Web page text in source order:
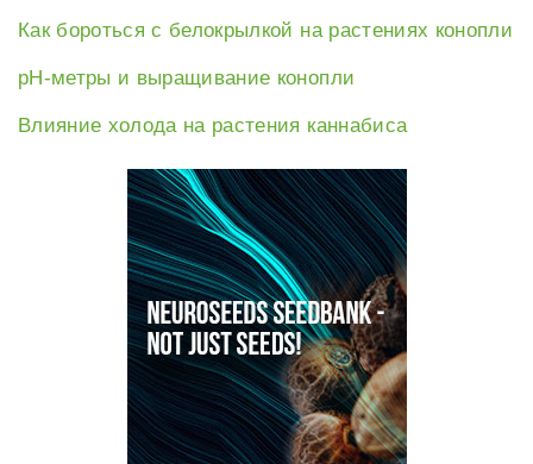
Как бороться с белокрылкой на растениях конопли
рН-метры и выращивание конопли
Влияние холода на растения каннабиса